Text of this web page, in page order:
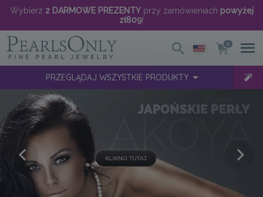
Wybierz 2 DARMOWE PREZENTYprzy zamówieniach powyżej
zł809!
0
PRZEGLĄDAJ WSZYSTKIE PRODUKTY